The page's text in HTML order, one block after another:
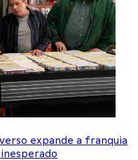
expande a franquia